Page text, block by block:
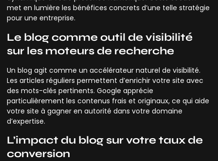
met en lumière les bénéfices concrets d’une telle stratégie
pour une entreprise.
Le blog comme outil de visibilité
sur les moteurs de recherche
Un blog agit comme un accélérateur naturel de visibilité.
Les articles réguliers permettent d’enrichir votre site avec
des mots-clés pertinents. Google apprécie
particulièrement les contenus frais et originaux, ce qui aide
votre site à gagner en autorité dans votre domaine
d’expertise.
L’impact du blog sur votre taux de
conversion